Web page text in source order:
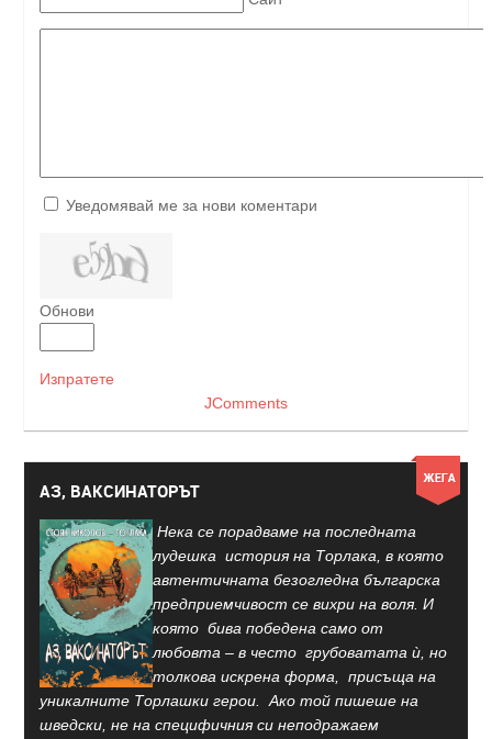
Уведомявай ме за нови коментари
Обнови
Изпратете
JComments
АЗ, ВАКСИНАТОРЪТ
Нека се порадваме на последната
лудешка история на Торлака, в която
автентичната безогледна българска
предприемчивост се вихри на воля. И
която бива победена само от
любовта – в често грубоватата ѝ, но
толкова искрена форма, присъща на
уникалните Торлашки герои. Ако той пишеше на
шведски, не на специфичния си неподражаем